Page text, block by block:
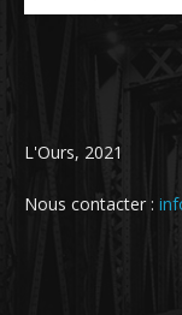
L'Ours, 2021
Nous contacter :